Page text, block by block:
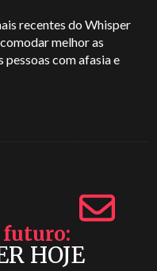
recentes do Whisper
melhor as
pessoas com afasia e
futuro
HOJE